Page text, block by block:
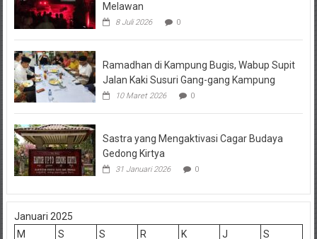
Melawan
8 Juli 2026 0
Ramadhan di Kampung Bugis, Wabup Supit
Jalan Kaki Susuri Gang-gang Kampung
10 Maret 2026 0
Sastra yang Mengaktivasi Cagar Budaya
Gedong Kirtya
31 Januari 2026 0
Januari 2025
M
S S R K J S